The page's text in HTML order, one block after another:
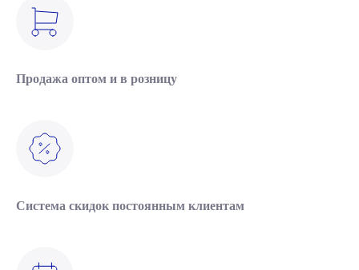
Продажа оптом и в розницу
Система скидок постоянным клиентам